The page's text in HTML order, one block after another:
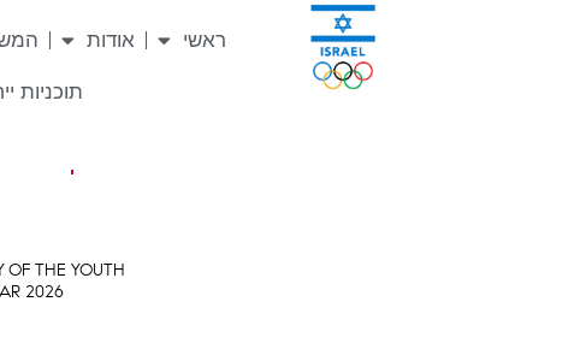
ראשי אודות
תוכניות